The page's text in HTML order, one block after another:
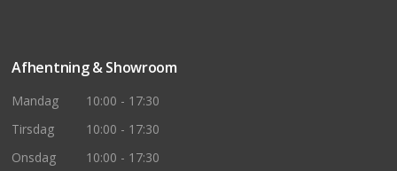
Afhentning & Showroom
Mandag
10:00 - 17:30
Tirsdag
10:00 - 17:30
Onsdag
10:00 - 17:30